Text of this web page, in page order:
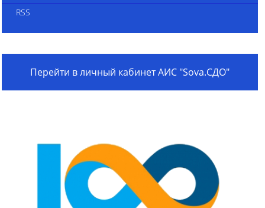
RSS
Перейти в личный кабинет АИС "Sova.СДО"